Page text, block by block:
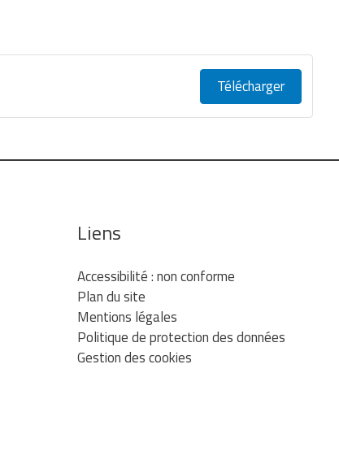
Télécharger
Liens
Accessibilité : non conforme
Plan du site
Mentions légales
Politique de protection des données
Gestion des cookies